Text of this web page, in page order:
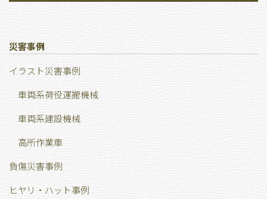
災害事例
イラスト災害事例
車両系荷役運搬機械
車両系建設機械
高所作業車
負傷災害事例
ヒヤリ・ハット事例